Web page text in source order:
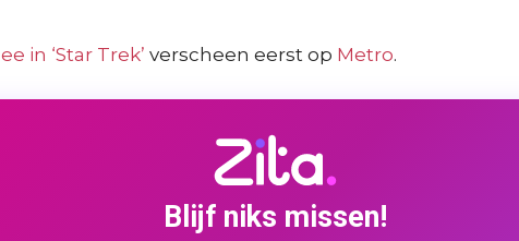
in ‘Star Trek’ verscheen eerst op Metro.
Blijf niks missen!